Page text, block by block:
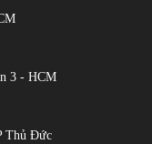
3 - HCM
Thủ Đức